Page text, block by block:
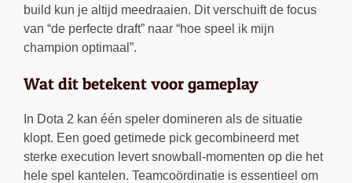
build kun je altijd meedraaien. Dit verschuift de focus
van “de perfecte draft” naar “hoe speel ik mijn
champion optimaal”.
Wat dit betekent voor gameplay
In Dota 2 kan één speler domineren als de situatie
klopt. Een goed getimede pick gecombineerd met
sterke execution levert snowball-momenten op die het
hele spel kantelen. Teamcoördinatie is essentieel om